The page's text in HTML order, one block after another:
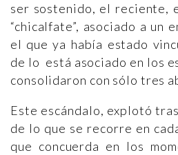
ser sostenido, el reciente,
“chicalfate”, asociado a un
el que ya había estado
de lo está asociado en los
consolidaron con sólo tres
Este escándalo, explotó
de lo que se recorre en
que concuerda en los